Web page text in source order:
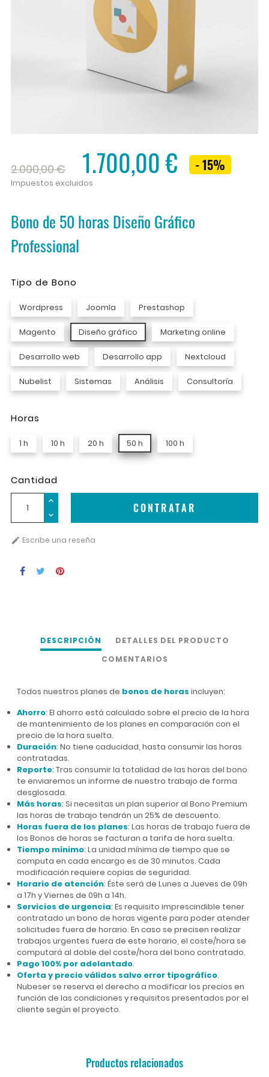
2.000,00 € 1.700,00 € - 15%
Impuestos excluidos
Bono de 50 horas Diseño Gráfico
Professional
Tipo de Bono
Wordpress Joomla Prestashop
Magento Diseño gráfico Marketing online
Desarrollo web Desarrollo app Nextcloud
Nubelist Sistemas Análisis Consultoría
Horas
1 h 10 h 20 h 50 h 100 h
Cantidad
CONTRATAR
 Escribe una reseña
DESCRIPCIÓN
DETALLES DEL PRODUCTO
COMENTARIOS
Todos nuestros planes de bonos de horas incluyen:
Ahorro: El ahorro está calculado sobre el precio de la hora
de mantenimiento de los planes en comparación con el
precio de la hora suelta.
Duración: No tiene caducidad, hasta consumir las horas
contratadas.
Reporte: Tras consumir la totalidad de las horas del bono
te enviaremos un informe de nuestro trabajo de forma
desglosada.
Más horas: Si necesitas un plan superior al Bono Premium
las horas de trabajo tendrán un 25% de descuento.
Horas fuera de los planes: Las horas de trabajo fuera de
los Bonos de horas se facturan a tarifa de hora suelta.
Tiempo mínimo: La unidad mínima de tiempo que se
computa en cada encargo es de 30 minutos. Cada
modificación requiere copias de seguridad.
Horario de atención: Éste será de Lunes a Jueves de 09h
a 17h y Viernes de 09h a 14h.
Servicios de urgencia: Es requisito imprescindible tener
contratado un bono de horas vigente para poder atender
solicitudes fuera de horario. En caso se precisen realizar
trabajos urgentes fuera de este horario, el coste/hora se
computará al doble del coste/hora del bono contratado.
Pago 100% por adelantado.
Oferta y precio válidos salvo error tipográfico.
Nubeser se reserva el derecho a modificar los precios en
función de las condiciones y requisitos presentados por el
cliente según el proyecto.
Productos relacionados